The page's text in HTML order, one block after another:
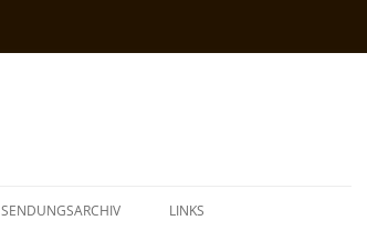
SENDUNGSARCHIV LINKS